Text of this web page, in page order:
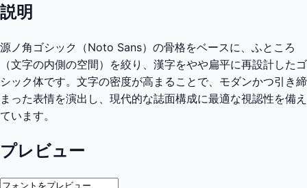
説明
源ノ角ゴシック（Noto Sans）の骨格をベースに、ふところ
（文字の内側の空間）を絞り、漢字をやや扁平に再設計したゴ
シック体です。文字の密度が高まることで、モダンかつ引き締
まった表情を演出し、現代的な誌面構成に最適な視認性を備え
ています。
プレビュー